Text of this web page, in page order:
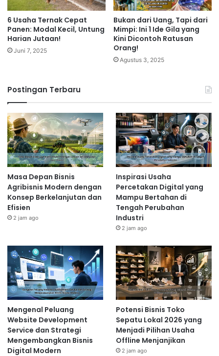
6 Usaha Ternak Cepat
Panen: Modal Kecil, Untung
Harian Jutaan!
Juni 7, 2025
Bukan dari Uang, Tapi dari
Mimpi: Ini 1 Ide Gila yang
Kini Dicontoh Ratusan
Orang!
Agustus 3, 2025
Postingan Terbaru
Masa Depan Bisnis
Agribisnis Modern dengan
Konsep Berkelanjutan dan
Efisien
2 jam ago
Inspirasi Usaha
Percetakan Digital yang
Mampu Bertahan di
Tengah Perubahan
Industri
2 jam ago
Mengenal Peluang
Website Development
Service dan Strategi
Mengembangkan Bisnis
Digital Modern
Potensi Bisnis Toko
Sepatu Lokal 2026 yang
Menjadi Pilihan Usaha
Offline Menjanjikan
2 jam ago